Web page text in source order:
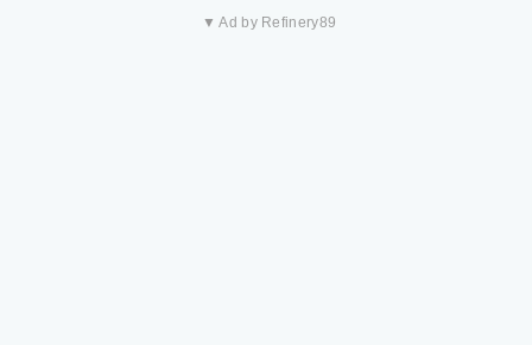
▼ Ad by Refinery89